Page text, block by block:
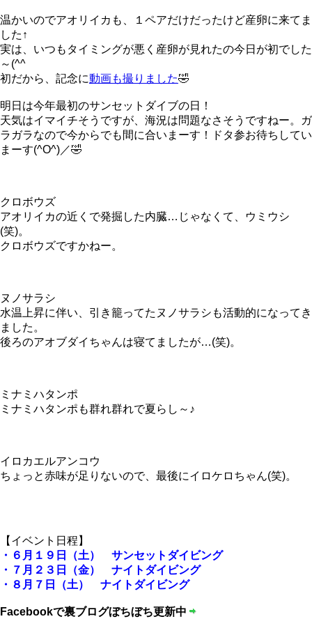
温かいのでアオリイカも、１ペアだけだったけど産卵に来てま
した↑
実は、いつもタイミングが悪く産卵が見れたの今日が初でした
～(^^ゞ
初だから、記念に動画も撮りました🤣
明日は今年最初のサンセットダイブの日！
天気はイマイチそうですが、海況は問題なさそうですねー。ガ
ラガラなので今からでも間に合いまーす！ドタ参お待ちしてい
まーす(^O^)／🤣
クロボウズ
アオリイカの近くで発掘した内臓…じゃなくて、ウミウシ
(笑)。
クロボウズですかねー。
ヌノサラシ
水温上昇に伴い、引き籠ってたヌノサラシも活動的になってき
ました。
後ろのアオブダイちゃんは寝てましたが…(笑)。
ミナミハタンポ
ミナミハタンポも群れ群れで夏らし～♪
イロカエルアンコウ
ちょっと赤味が足りないので、最後にイロケロちゃん(笑)。
【イベント日程】
・６月１９日（土） サンセットダイビング
・７月２３日（金） ナイトダイビング
・８月７日（土） ナイトダイビング
Facebookで裏ブログぼちぼち更新中